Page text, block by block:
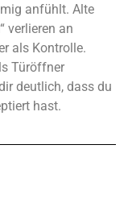
anfühlt. Alte
verlieren an
als Kontrolle.
Türöffner
deutlich, dass du
hast.